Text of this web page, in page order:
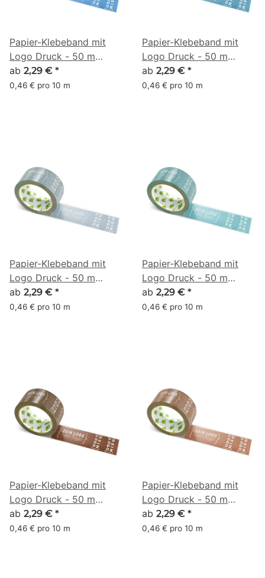
Papier-Klebeband mit
Logo Druck - 50 m
Altrosa - RGB (50, 98,
149)
ab 2,29 € *
0,46 € pro 10 m
Papier-Klebeband mit
Logo Druck - 50 m
Altrosa - RGB (52, 101,
127)
ab 2,29 € *
0,46 € pro 10 m
Papier-Klebeband mit
Logo Druck - 50 m
Altrosa - RGB (79, 117,
139)
ab 2,29 € *
0,46 € pro 10 m
Papier-Klebeband mit
Logo Druck - 50 m
Altrosa - RGB (79, 134,
142)
ab 2,29 € *
0,46 € pro 10 m
Papier-Klebeband mit
Logo Druck - 50 m
Anthrazitbraun - RGB
(79, 44, 29)
ab 2,29 € *
0,46 € pro 10 m
Papier-Klebeband mit
Logo Druck - 50 m
Anthrazitgrau - RGB
(124, 77, 58)
ab 2,29 € *
0,46 € pro 10 m